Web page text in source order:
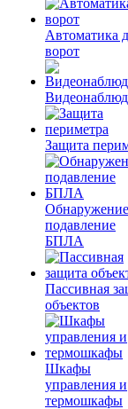
Автоматика
ворот
Защита
подавление
БПЛА
Пассивная
объектов
Шкафы
управления и
термошкафы